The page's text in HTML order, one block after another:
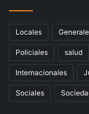
Locales
Policiales salud
Internacionales
Sociales